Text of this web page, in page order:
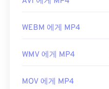
WEBM 에게 MP4
WMV 에게 MP4
MOV 에게 MP4